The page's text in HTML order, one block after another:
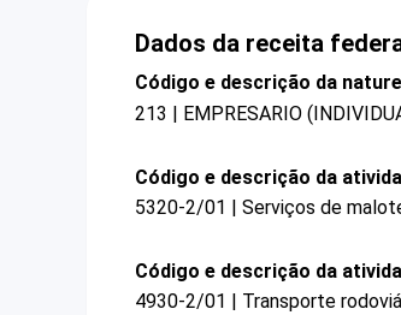
Dados da receita
Código e descrição da
213 | EMPRESARIO
Código e descrição da
5320-2/01 | Serviços de
Código e descrição da
4930-2/01 | Transporte